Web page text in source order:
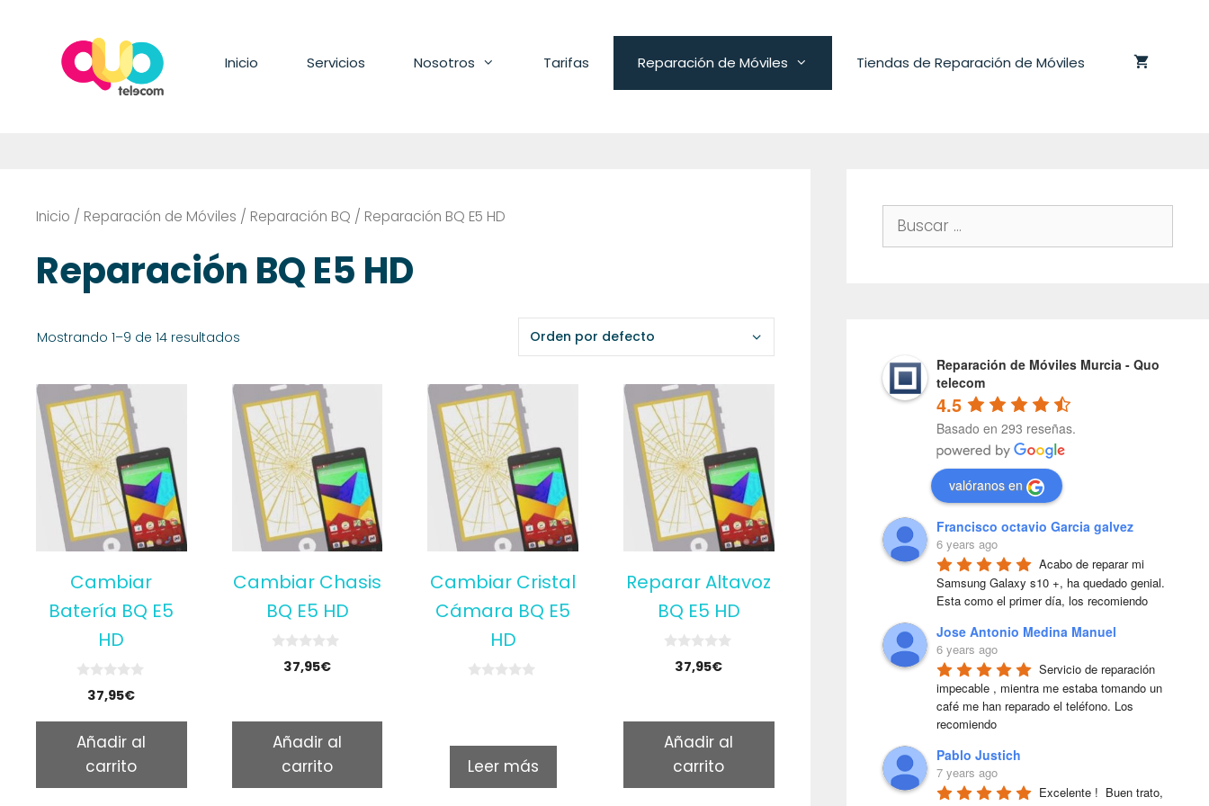
contenido
Inicio Servicios Nosotros Tarifas Reparación de Móviles Tiendas de Reparación de Móviles
Inicio / Reparación de Móviles / Reparación BQ / Reparación BQ E5 HD
Reparación BQ E5 HD
Mostrando 1–9 de 14 resultados
Cambiar
Batería BQ E5
HD
o
f
37,95€
Añadir al
carrito
Cambiar Chasis
BQ E5 HD
f
5
37,95€
Añadir al
carrito
Cambiar Cristal
Cámara BQ E5
HD
5Leer más
Reparar Altavoz
BQ E5 HD
f
5
37,95€
Añadir al
carrito
Buscar:
Reparación de Móviles Murcia - Quo
telecom
4.5
Basado en 293 reseñas.
valóranos en
Francisco octavio Garcia galvez
6 years ago
Acabo de reparar mi
Samsung Galaxy s10 +, ha quedado genial.
Esta como el primer día, los recomiendo
Jose Antonio Medina Manuel
6 years ago
Servicio de reparación
impecable , mientra me estaba tomando un
café me han reparado el teléfono. Los
recomiendo
Pablo Justich
7 years ago
Excelente !  Buen trato,